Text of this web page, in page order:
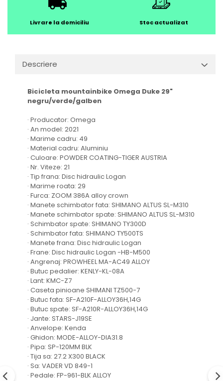
Livrare la domiciliu Stoc actualizat
Descriere
Bicicleta mountainbike Omega Duke 29"
negru/verde/galben
· Producator: Omega
· An model: 2021
· Marime cadru: 49
· Material cadru: Aluminiu
· Culoare: POWDER COATING-TIGER AUSTRIA
· Nr. Viteze: 21
· Tip frana: Disc hidraulic Logan
· Marime roata: 29
· Furca: ZOOM 386A alloy crown
· Manete schimbator fata: SHIMANO ALTUS SL-M310
· Manete schimbator spate: SHIMANO ALTUS SL-M310
· Schimbator spate: SHIMANO TY300D
· Schimbator fata: SHIMANO TY500TS
· Manete frana: Disc hidraulic Logan
· Frane: Disc hidraulic Logan -HB-M500
· Angrenaj: PROWHEEL MA-AC49 ALLOY
· Butuc pedalier: KENLY-KL-08A
· Lant: KMC-Z7
· Caseta pinioane SHIMANI TZ500-7
· Butuc fata: SF-A210F-ALLOY36H,14G
· Butuc spate: SF-A210R-ALLOY36H,14G
· Jante: STARS-J19SE
· Anvelope: Kenda
· Ghidon: MODE-ALLOY-DIA31.8
· Pipa: SP-120MM BLK
· Tija sa: 27.2 X300 BLACK
· Sa: VADER VD 849-1
· Pedale: FP-961-BLK ALLOY